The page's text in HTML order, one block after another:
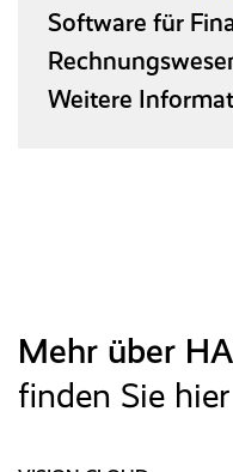
Software für
Weitere
Mehr über
finden Sie hier